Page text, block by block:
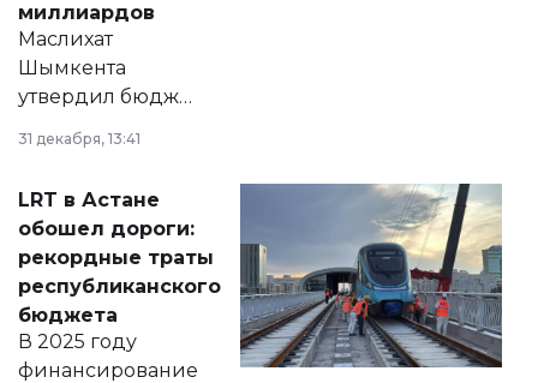
миллиардов
Маслихат
Шымкента
утвердил бюджет
города на 2026–
2028 годы.
документ
появился в базе
нормативных
правовых актов и
на сайте маслихат
города.
31 декабря, 13:41
LRT в Астане
обошел дороги:
рекордные траты
республиканского
бюджета
В 2025 году
финансирование